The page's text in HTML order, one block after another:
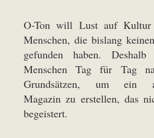
O-Ton will Lust auf Kultur
Menschen, die bislang
gefunden haben.
Menschen Tag für Tag
Grundsätzen, um ein
Magazin zu erstellen, das
begeistert.